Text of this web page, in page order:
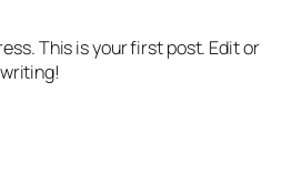
This is your first post. Edit or